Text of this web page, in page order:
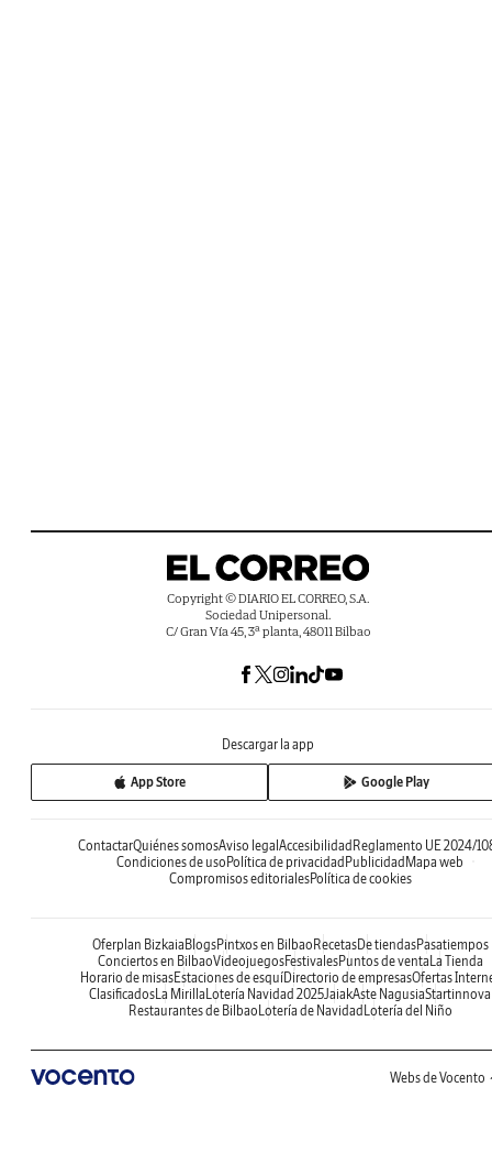
Copyright © DIARIO EL CORREO, S.A.
Sociedad Unipersonal.
C/ Gran Vía 45, 3ª planta, 48011 Bilbao
Descargar la app
App Store Google Play
ContactarQuiénes somosAviso legal Accesibilidad Reglamento UE 2024/
Condiciones de uso Política de privacidad Publicidad Mapa web
Compromisos editorialesPolítica de cookies
Oferplan Bizkaia BlogsPintxos en Bilbao RecetasDe tiendasPasatiempos
Conciertos en BilbaoVideojuegosFestivalesPuntos de venta La Tienda
Horario de misasEstaciones de esquíDirectorio de empresasOfertas
Clasificados La Mirilla Lotería Navidad 2025JaiakAste NagusiaStartinnova
Restaurantes de Bilbao Lotería de Navidad Lotería del Niño
Webs de Vocento